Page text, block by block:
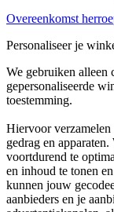
Overeenkomst
Personaliseer je
We gebruiken alleen
gepersonaliseerde
toestemming.
Hiervoor verzamelen
gedrag en
voortdurend te
en inhoud te tonen
kunnen jouw
aanbieders en je